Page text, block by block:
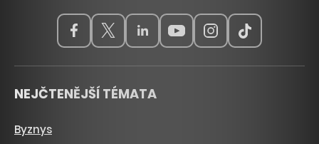
NEJČTENĚJŠÍ TÉMATA
Byznys